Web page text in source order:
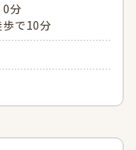
0分
で10分